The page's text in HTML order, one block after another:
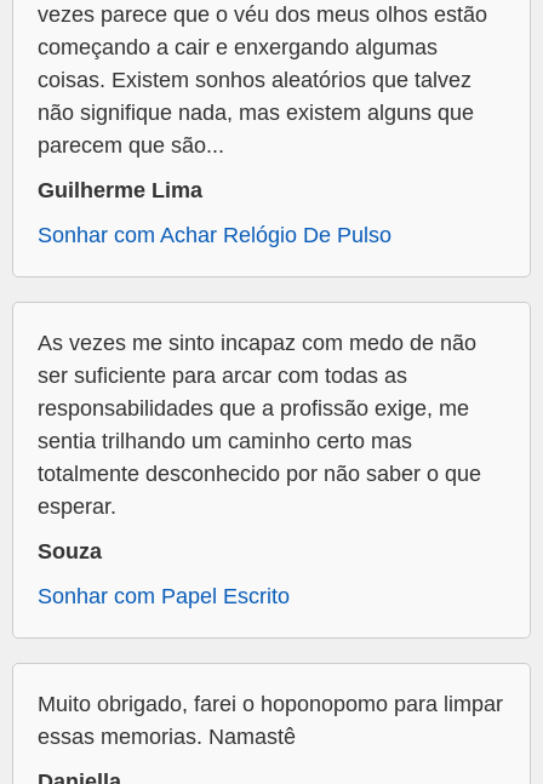
vezes parece que o véu dos meus olhos estão
começando a cair e enxergando algumas
coisas. Existem sonhos aleatórios que talvez
não signifique nada, mas existem alguns que
parecem que são...
Guilherme Lima
Sonhar com Achar Relógio De Pulso
As vezes me sinto incapaz com medo de não
ser suficiente para arcar com todas as
responsabilidades que a profissão exige, me
sentia trilhando um caminho certo mas
totalmente desconhecido por não saber o que
esperar.
Souza
Sonhar com Papel Escrito
Muito obrigado, farei o hoponopomo para limpar
essas memorias. Namastê